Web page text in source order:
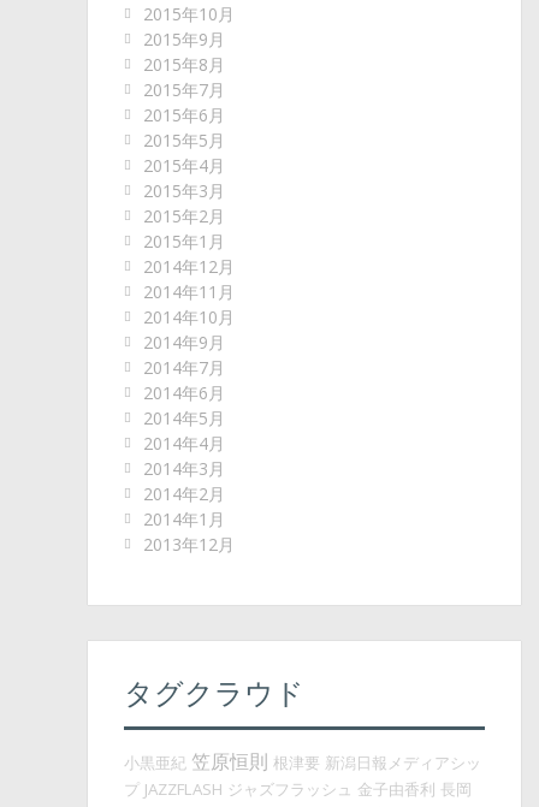
2015年10月
2015年9月
2015年8月
2015年7月
2015年6月
2015年5月
2015年4月
2015年3月
2015年2月
2015年1月
2014年12月
2014年11月
2014年10月
2014年9月
2014年7月
2014年6月
2014年5月
2014年4月
2014年3月
2014年2月
2014年1月
2013年12月
タグクラウド
小黒亜紀 笠原恒則 根津要 新潟日報メディアシッ
プ JAZZFLASH ジャズフラッシュ 金子由香利 長岡